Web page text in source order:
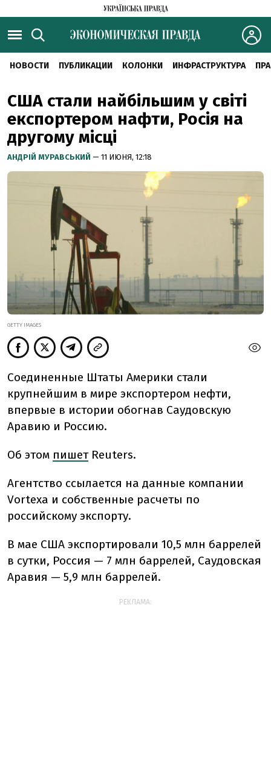
НОВОСТИ ПУБЛИКАЦИИ КОЛОНКИ ИНФРАСТРУКТУРА
США стали найбільшим у світі
експортером нафти, Росія на
другому місці
АНДРІЙ МУРАВСЬКИЙ — 11 ИЮНЯ, 12:18
GETTY IMAGES
Соединенные Штаты Америки стали
крупнейшим в мире экспортером нефти,
впервые в истории обогнав Саудовскую
Аравию и Россию.
Об этом пишет Reuters.
Агентство ссылается на данные компании
Vortexa и собственные расчеты по
российскому экспорту.
В мае США экспортировали 10,5 млн баррелей
в сутки, Россия — 7 млн баррелей, Саудовская
Аравия — 5,9 млн баррелей.
РЕКЛАМА: